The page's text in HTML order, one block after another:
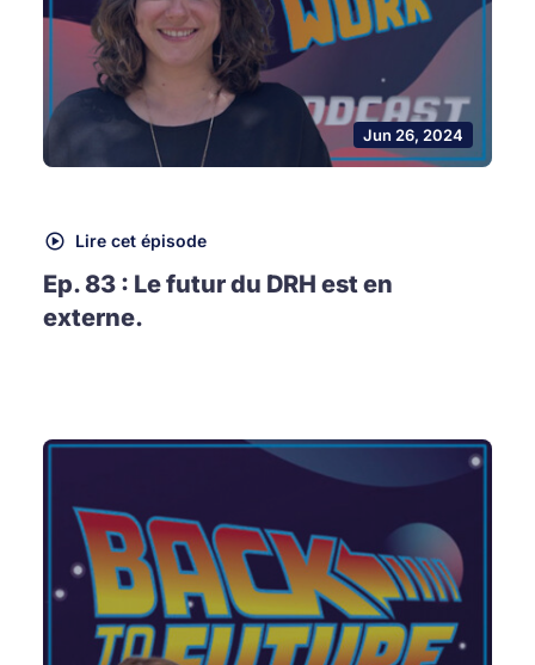
Jun 26, 2024
Lire cet épisode
Ep. 83 : Le futur du DRH est en
externe.